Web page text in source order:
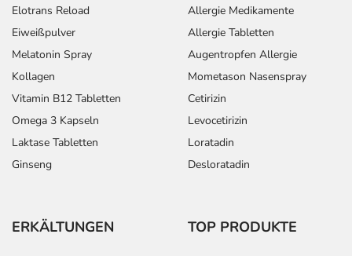
Elotrans Reload
Eiweißpulver
Melatonin Spray
Kollagen
Vitamin B12 Tabletten
Omega 3 Kapseln
Laktase Tabletten
Ginseng
Allergie Medikamente
Allergie Tabletten
Augentropfen Allergie
Mometason Nasenspray
Cetirizin
Levocetirizin
Loratadin
Desloratadin
ERKÄLTUNGEN TOP PRODUKTE